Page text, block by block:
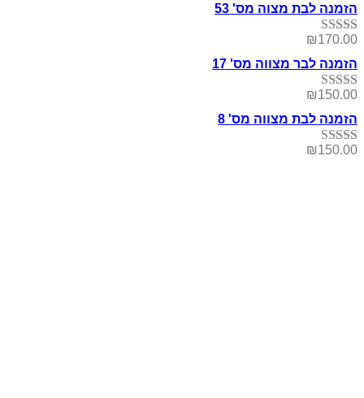
הזמנה לבת מצוה מס' 53
דורג5.00
₪170.00
הזמנה לבר מצווה מס' 17
דורג5.00
₪150.00
הזמנה לבת מצווה מס' 8
דורג5.00
₪150.00